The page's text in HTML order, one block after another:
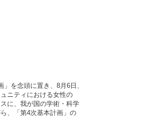
を念頭に置き、8月6日、
ニティにおける女性の
に、我が国の学術・科学
、「第4次基本計画」の